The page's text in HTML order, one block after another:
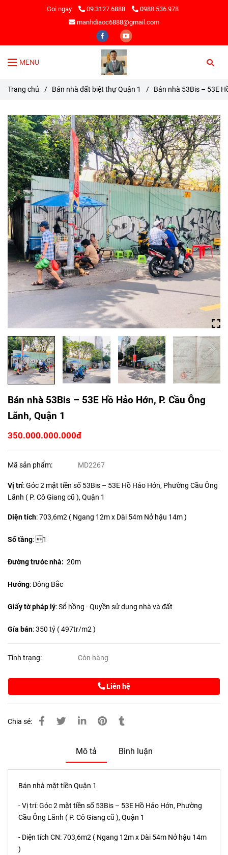
Gọi ngay 09.3127.6888
0988.536.978
manhdiaoc6888@gmail.com
MENU
Trang chủ / Bán nhà đất biệt thự Quận 1 / Bán nhà 53Bis – 53E
Bán nhà 53Bis – 53E Hồ Hảo Hớn, P. Cầu Ông
Lãnh, Quận 1
350.000.000.000đ
Mã sản phẩm: MD2267
Vị trí: Góc 2 mặt tiền số 53Bis – 53E Hồ Hảo Hớn, Phường Cầu Ông
Lãnh ( P. Cô Giang cũ ), Quận 1
Diện tích:703,6m2 ( Ngang 12m x Dài 54m Nở hậu 14m )
Số tầng: 1
Đường trước nhà: 20m
Hướng: Đông Bắc
Giấy tờ pháp lý: Sổ hồng - Quyền sử dụng nhà và đất
Gía bán: 350 tỷ ( 497tr/m2 )
Tình trạng: Còn hàng
Liên hệ
Chia sẻ:
Mô tả Bình luận
Bán nhà mặt tiền Quận 1
- Vị trí: Góc 2 mặt tiền số 53Bis – 53E Hồ Hảo Hớn, Phường
Cầu Ông Lãnh ( P. Cô Giang cũ ), Quận 1
- Diện tích CN: 703,6m2 ( Ngang 12m x Dài 54m Nở hậu 14m
)